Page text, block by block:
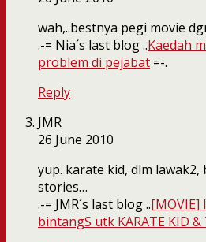
wah,..bestnya pegi movie
.-= Nia´s last blog ..Kaedah
problem di pejabat =-.
Reply
JMR
26 June 2010
yup. karate kid, dlm
stories…
.-= JMR´s last blog ..[MOVIE]
bintangS utk KARATE KID &